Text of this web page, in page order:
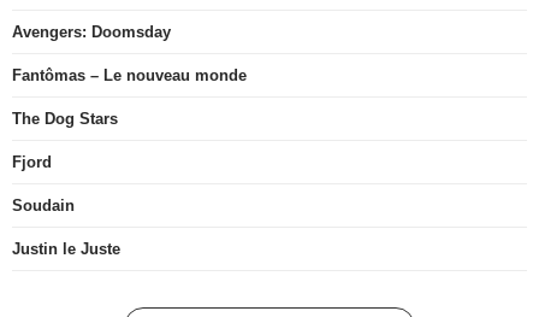
Avengers: Doomsday
Fantômas – Le nouveau monde
The Dog Stars
Fjord
Soudain
Justin le Juste